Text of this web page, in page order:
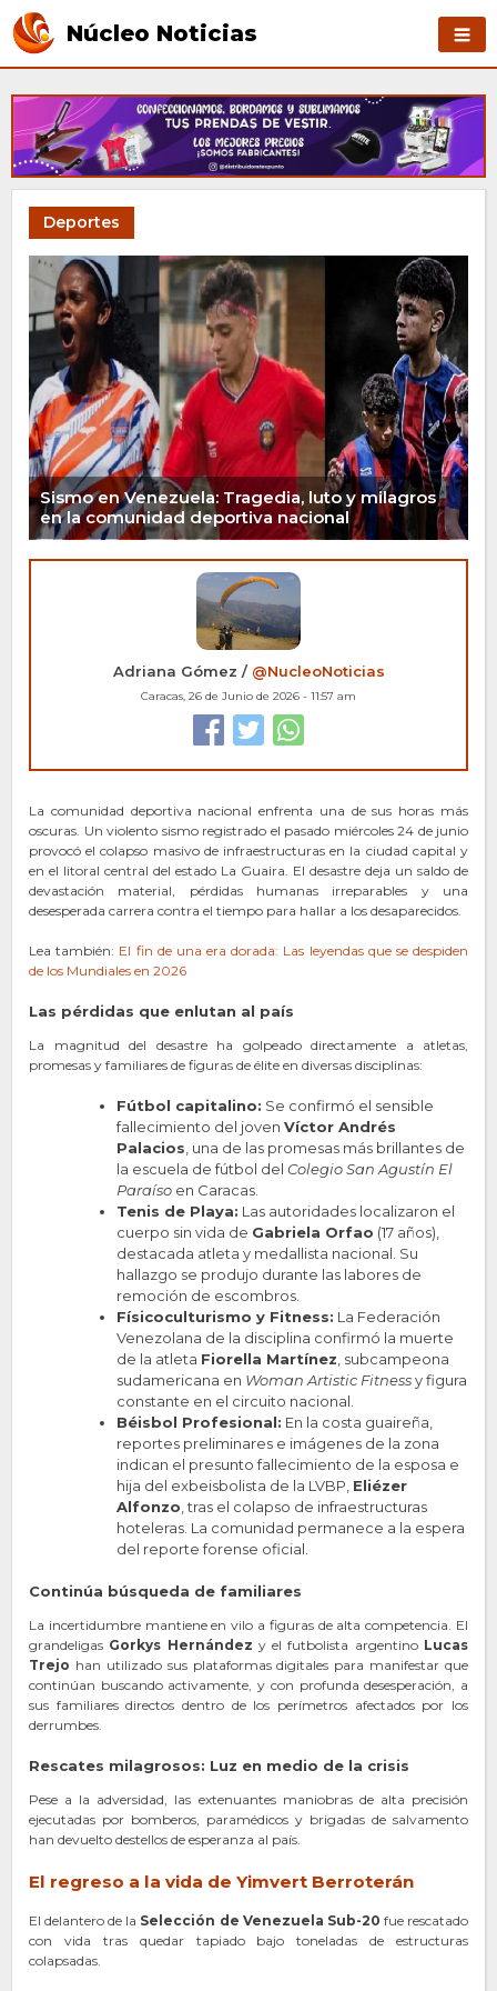
Núcleo Noticias
Deportes
Sismo en Venezuela: Tragedia, luto y milagros
en la comunidad deportiva nacional
Adriana Gómez / @NucleoNoticias
Caracas, 26 de Junio de 2026 - 11:57 am
La comunidad deportiva nacional enfrenta una de sus horas más
oscuras. Un violento sismo registrado el pasado miércoles 24 de junio
provocó el colapso masivo de infraestructuras en la ciudad capital y
en el litoral central del estado La Guaira. El desastre deja un saldo de
devastación material, pérdidas humanas irreparables y una
desesperada carrera contra el tiempo para hallar a los desaparecidos.
Lea también: El fin de una era dorada: Las leyendas que se despiden
de los Mundiales en 2026
Las pérdidas que enlutan al país
La magnitud del desastre ha golpeado directamente a atletas,
promesas y familiares de figuras de élite en diversas disciplinas:
Fútbol capitalino: Se confirmó el sensible
fallecimiento del joven Víctor Andrés
Palacios , una de las promesas más brillantes de
la escuela de fútbol del Colegio San Agustín El
Paraíso en Caracas.
Tenis de Playa: Las autoridades localizaron el
cuerpo sin vida de Gabriela Orfao (17 años),
destacada atleta y medallista nacional. Su
hallazgo se produjo durante las labores de
remoción de escombros.
Físicoculturismo y Fitness: La Federación
Venezolana de la disciplina confirmó la muerte
de la atleta Fiorella Martínez , subcampeona
sudamericana en Woman Artistic Fitnessy figura
constante en el circuito nacional.
Béisbol Profesional: En la costa guaireña,
reportes preliminares e imágenes de la zona
indican el presunto fallecimiento de la esposa e
hija del exbeisbolista de la LVBP, Eliézer
Alfonzo , tras el colapso de infraestructuras
hoteleras. La comunidad permanece a la espera
del reporte forense oficial.
Continúa búsqueda de familiares
La incertidumbre mantiene en vilo a figuras de alta competencia. El
grandeligas Gorkys Hernández y el futbolista argentino Lucas
Trejo han utilizado sus plataformas digitales para manifestar que
continúan buscando activamente, y con profunda desesperación, a
sus familiares directos dentro de los perímetros afectados por los
derrumbes.
Rescates milagrosos: Luz en medio de la crisis
Pese a la adversidad, las extenuantes maniobras de alta precisión
ejecutadas por bomberos, paramédicos y brigadas de salvamento
han devuelto destellos de esperanza al país.
El regreso a la vida de Yimvert Berroterán
El delantero de la Selección de Venezuela Sub-20 fue rescatado
con vida tras quedar tapiado bajo toneladas de estructuras
colapsadas.